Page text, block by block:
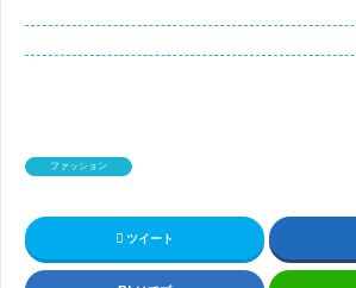
ファッション
ツイート